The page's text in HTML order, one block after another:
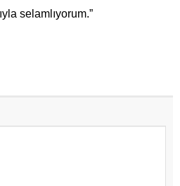
selamlıyorum.”